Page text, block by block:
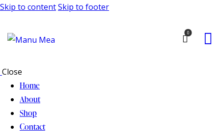
Skip to contentSkip to footer
0
Close
Home
About
Shop
Contact